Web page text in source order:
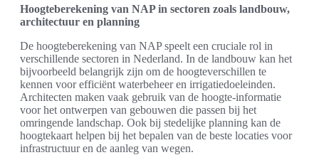
Hoogteberekening van NAP in sectoren zoals landbouw,
architectuur en planning
De hoogteberekening van NAP speelt een cruciale rol in
verschillende sectoren in Nederland. In de landbouw kan het
bijvoorbeeld belangrijk zijn om de hoogteverschillen te
kennen voor efficiënt waterbeheer en irrigatiedoeleinden.
Architecten maken vaak gebruik van de hoogte-informatie
voor het ontwerpen van gebouwen die passen bij het
omringende landschap. Ook bij stedelijke planning kan de
hoogtekaart helpen bij het bepalen van de beste locaties voor
infrastructuur en de aanleg van wegen.